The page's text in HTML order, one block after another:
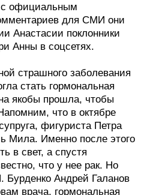
с официальным
для СМИ они
Анастасии поклонники
Анны в соцсетях.
страшного заболевания
стать гормональная
якобы прошла, чтобы
что в октябре
фигуриста Петра
Мила. Именно после этого
в свет, а спустя
что у нее рак. Но
Андрей Галанов
врача, гормональная